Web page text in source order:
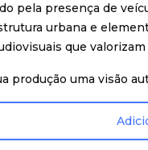
pela presença de
urbana e
que
produção uma visão